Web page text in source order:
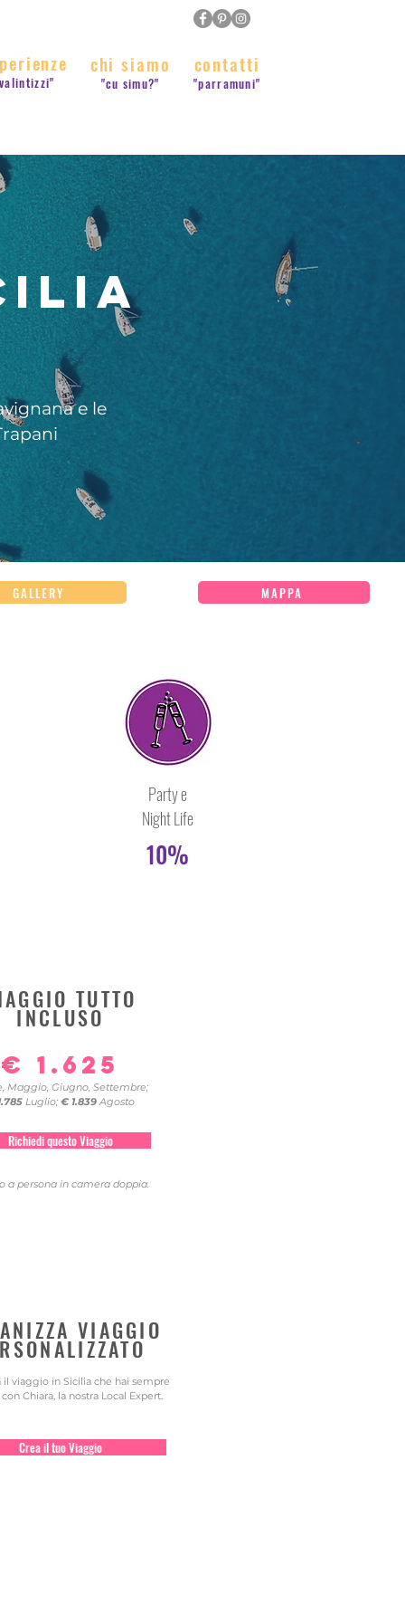
chi siamo
"cu simu?"
contatti
"parramuni"
e le
Party e
Night Life
10%
VIAGGIO
Crea il tuo Viaggio
il viaggio in Sicilia che hai sempre
Chiara, la nostra Local Expert.
TUTTO
INCLUSO
€ 1.625
Maggio, Giugno, Settembre;
Luglio; € 1.839Agosto
Richiedi questo Viaggio
a persona in camera doppia.
GALLERY MAPPA